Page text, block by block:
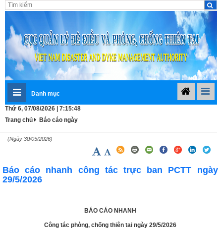
Danh mục
Thứ 6, 07/08/2026 | 7:15:48
Trang chủ
Báo cáo ngày
(Ngày 30/05/2026)
Báo cáo nhanh công tác trực ban PCTT ngày
29/5/2026
BÁO CÁO NHANH
Công tác phòng, chống thiên tai ngày 29/5/2026